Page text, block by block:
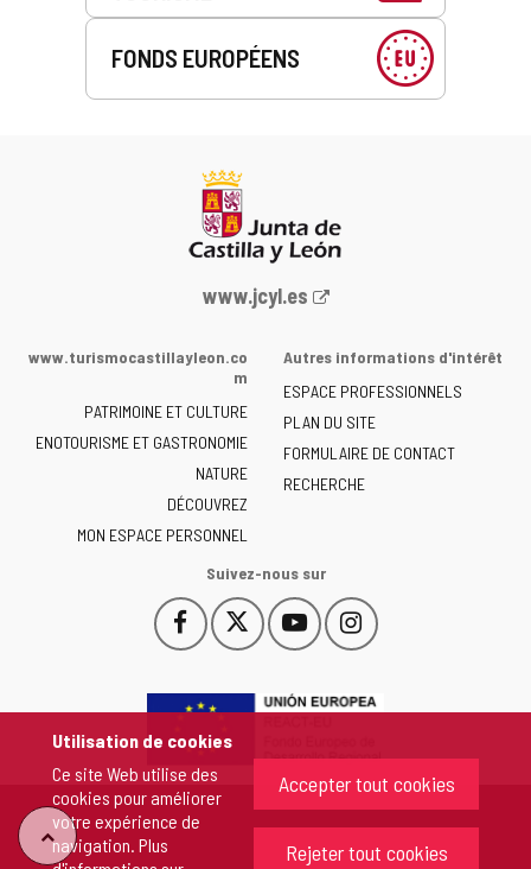
Utilisation de cookies
Ce site Web utilise des
cookies pour améliorer
votre expérience de
navigation. Plus
Accepter tout cookies
Rejeter tout cookies
FONDS EUROPÉENS
Portail
la
de
Castilla
y
León
-
www.jcyl.es
www.turismocastillayleon.co
m
PATRIMOINE ET CULTURE
ENOTOURISME ET GASTRONOMIE
NATURE
DÉCOUVREZ
MON ESPACE PERSONNEL
Autres informations d'intérêt
ESPACE PROFESSIONNELS
PLAN DU SITE
FORMULAIRE DE CONTACT
RECHERCHE
Suivez-nous sur
Facebook
Este
enlace
abrirá
una
ventana
nueva.
Este
enlace
abrirá
ventana
nueva.
YouTube
Este
enlace
abrirá
ventana
nueva.
Instagram
Este
enlace
abrirá
ventana
nueva.
"Retour